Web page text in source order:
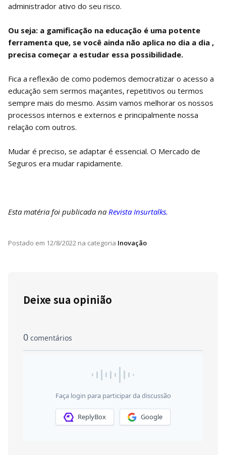
administrador ativo do seu risco.
Ou seja: a gamificação na educação é uma potente
ferramenta que, se você ainda não aplica no dia a dia ,
precisa começar a estudar essa possibilidade.
Fica a reflexão de como podemos democratizar o acesso a
educação sem sermos maçantes, repetitivos ou termos
sempre mais do mesmo. Assim vamos melhorar os nossos
processos internos e externos e principalmente nossa
relação com outros.
Mudar é preciso, se adaptar é essencial. O Mercado de
Seguros era mudar rapidamente.
Esta matéria foi publicada na Revista Insurtalks.
Postado em 12/8/2022 na categoria Inovação
Deixe sua opinião